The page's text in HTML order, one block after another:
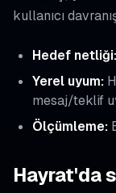
kullanıcı
Hedef netliği:
Yerel uyum:
mesaj/teklif
Ölçümleme:
Hayrat'da